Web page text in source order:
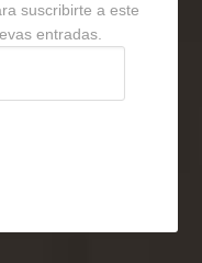
suscribirte a este
entradas.